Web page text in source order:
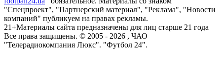
"Спецпроект", "Партнерский материал", "Реклама", "Новости
компаний" публикуем на правах рекламы.
21+Материалы сайта предназначены для лиц старше 21 года
Все права защищены. © 2005 - 2026 , ЧАО
"Телерадиокомпания Люкс". "Футбол 24".